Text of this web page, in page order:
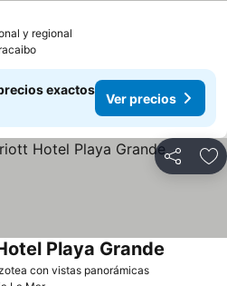
y regional
exactos
Ver precios
Compartir
con vistas panorámicas
Playa Grande